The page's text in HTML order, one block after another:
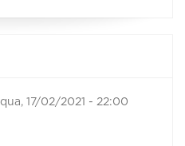
qua, 17/02/2021 - 22:00